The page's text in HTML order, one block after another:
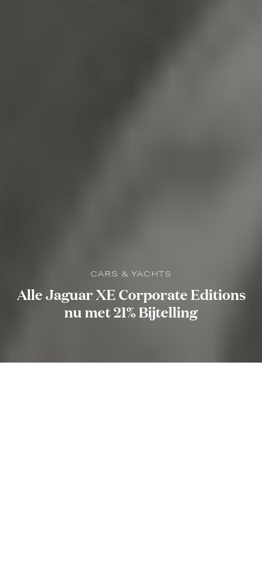
CARS & YACHTS
Alle Jaguar XE Corporate Editions
nu met 21% Bijtelling